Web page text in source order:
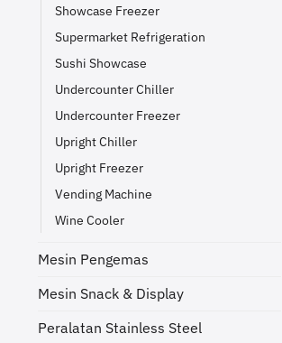
Showcase Freezer
Supermarket Refrigeration
Sushi Showcase
Undercounter Chiller
Undercounter Freezer
Upright Chiller
Upright Freezer
Vending Machine
Wine Cooler
Mesin Pengemas
Mesin Snack & Display
Peralatan Stainless Steel